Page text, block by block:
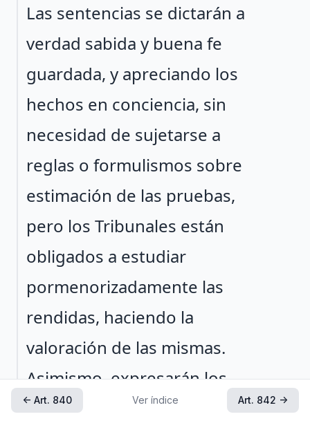
Párrafo 1
Las sentencias se dictarán a
verdad sabida y buena fe
guardada, y apreciando los
hechos en conciencia, sin
necesidad de sujetarse a
reglas o formulismos sobre
estimación de las pruebas,
pero los Tribunales están
obligados a estudiar
pormenorizadamente las
rendidas, haciendo la
valoración de las mismas.
Asimismo, expresarán los
motivos y fundamentos
← Art. 840 Ver índice Art. 842 →